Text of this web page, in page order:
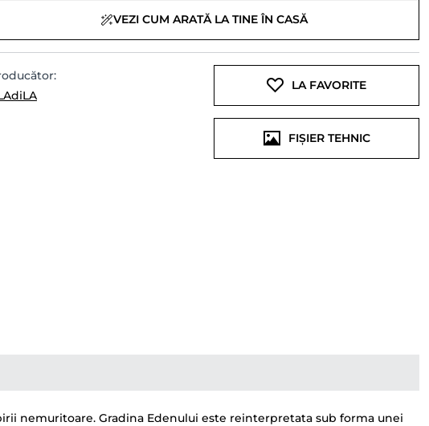
VEZI CUM ARATĂ LA TINE ÎN CASĂ
LA FAVORITE
FIȘIER TEHNIC
nemuritoare. Gradina Edenului este reinterpretata sub forma unei